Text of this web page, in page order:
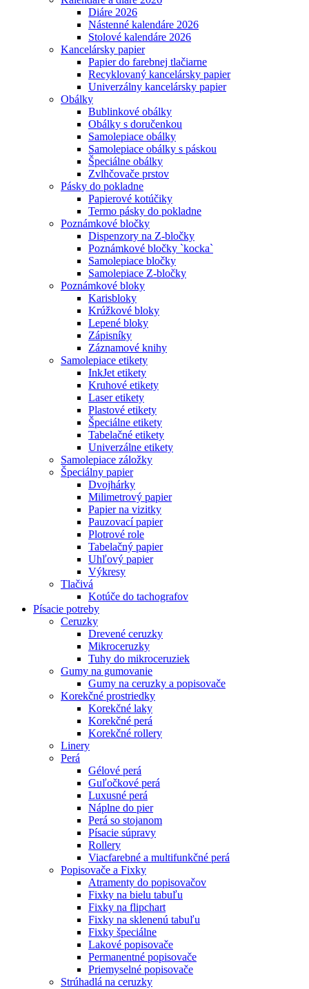
Diáre 2026
Nástenné kalendáre 2026
Stolové kalendáre 2026
Kancelársky papier
Papier do farebnej tlačiarne
Recyklovaný kancelársky papier
Univerzálny kancelársky papier
Obálky
Bublinkové obálky
Obálky s doručenkou
Samolepiace obálky
Samolepiace obálky s páskou
Špeciálne obálky
Zvlhčovače prstov
Pásky do pokladne
Papierové kotúčiky
Termo pásky do pokladne
Poznámkové bločky
Dispenzory na Z-bločky
Poznámkové bločky `kocka`
Samolepiace bločky
Samolepiace Z-bločky
Poznámkové bloky
Karisbloky
Krúžkové bloky
Lepené bloky
Zápisníky
Záznamové knihy
Samolepiace etikety
InkJet etikety
Kruhové etikety
Laser etikety
Plastové etikety
Špeciálne etikety
Tabelačné etikety
Univerzálne etikety
Samolepiace záložky
Špeciálny papier
Dvojhárky
Milimetrový papier
Papier na vizitky
Pauzovací papier
Plotrové role
Tabelačný papier
Uhľový papier
Výkresy
Tlačivá
Kotúče do tachografov
Písacie potreby
Ceruzky
Drevené ceruzky
Mikroceruzky
Tuhy do mikroceruziek
Gumy na gumovanie
Gumy na ceruzky a popisovače
Korekčné prostriedky
Korekčné laky
Korekčné perá
Korekčné rollery
Linery
Perá
Gélové perá
Guľočkové perá
Luxusné perá
Náplne do pier
Perá so stojanom
Písacie súpravy
Rollery
Viacfarebné a multifunkčné perá
Popisovače a Fixky
Atramenty do popisovačov
Fixky na bielu tabuľu
Fixky na flipchart
Fixky na sklenenú tabuľu
Fixky špeciálne
Lakové popisovače
Permanentné popisovače
Priemyselné popisovače
Strúhadlá na ceruzky